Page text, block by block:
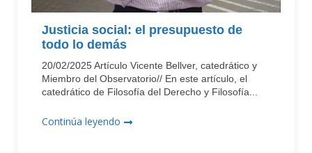
Justicia social: el presupuesto de
todo lo demás
20/02/2025 Artículo Vicente Bellver, catedrático y
Miembro del Observatorio// En este artículo, el
catedrático de Filosofía del Derecho y Filosofía...
Continúa leyendo